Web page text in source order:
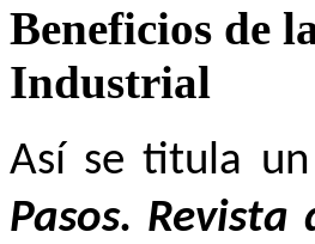
Beneficios de
Industrial
Así se titula
Pasos.